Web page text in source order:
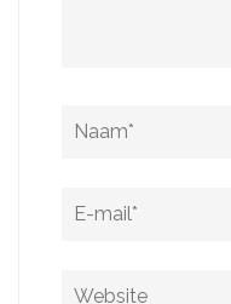
Naam
E-
Website